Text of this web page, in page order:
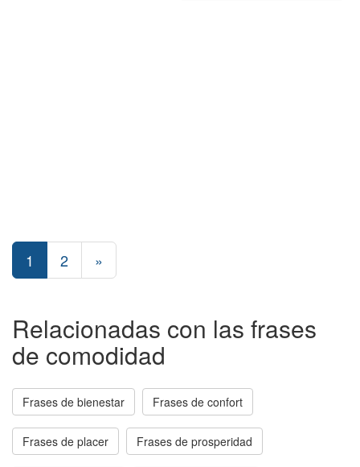
1 2 »
Relacionadas con las frases
de comodidad
Frases de bienestar Frases de confort
Frases de placer Frases de prosperidad